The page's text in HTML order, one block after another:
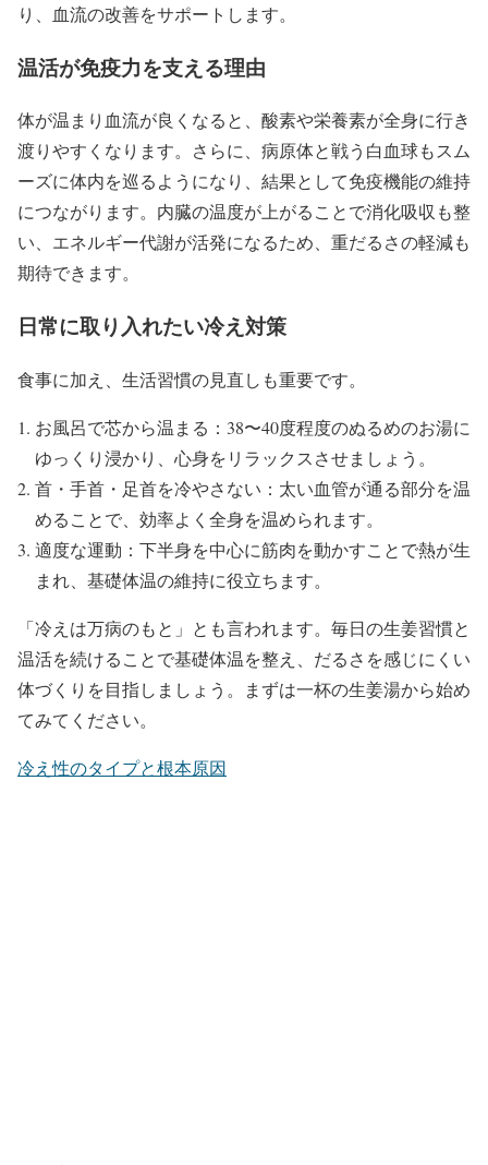
り、血流の改善をサポートします。
温活が免疫力を支える理由
体が温まり血流が良くなると、酸素や栄養素が全身に行き
渡りやすくなります。さらに、病原体と戦う白血球もスム
ーズに体内を巡るようになり、結果として免疫機能の維持
につながります。内臓の温度が上がることで消化吸収も整
い、エネルギー代謝が活発になるため、重だるさの軽減も
期待できます。
日常に取り入れたい冷え対策
食事に加え、生活習慣の見直しも重要です。
お風呂で芯から温まる：38〜40度程度のぬるめのお湯に
ゆっくり浸かり、心身をリラックスさせましょう。
首・手首・足首を冷やさない：太い血管が通る部分を温
めることで、効率よく全身を温められます。
適度な運動：下半身を中心に筋肉を動かすことで熱が生
まれ、基礎体温の維持に役立ちます。
「冷えは万病のもと」とも言われます。毎日の生姜習慣と
温活を続けることで基礎体温を整え、だるさを感じにくい
体づくりを目指しましょう。まずは一杯の生姜湯から始め
てみてください。
冷え性のタイプと根本原因